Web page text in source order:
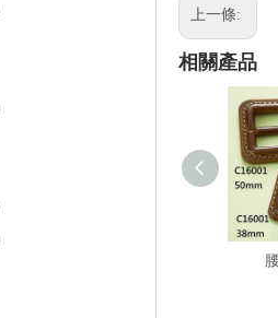
上一條:
相關產品